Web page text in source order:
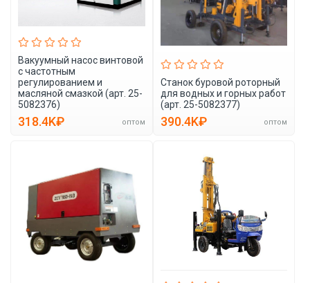
Вакуумный насос винтовой
с частотным
регулированием и
масляной смазкой (арт. 25-
5082376)
318.4K₽ оптом
Станок буровой роторный
для водных и горных работ
(арт. 25-5082377)
390.4K₽ оптом